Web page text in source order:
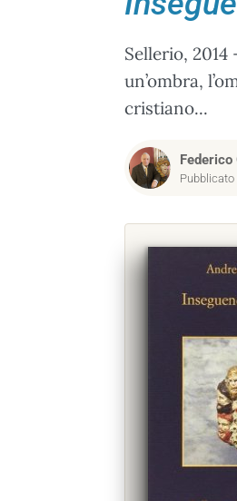
Sellerio,
un’ombra,
cristiano...
Federico
Pubblicato